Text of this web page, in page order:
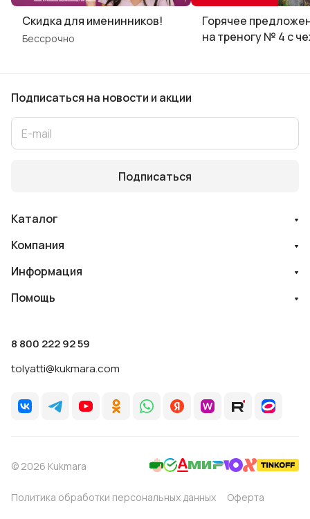
Скидка для именинников!
Бессрочно
Горячее
на треногу № 4 с
Подписаться на новости и акции
Подписаться
Каталог
Компания
Информация
Помощь
8 800 222 92 59
tolyatti@kukmara.com
© 2026 Kukmara
Политика обработки персональных данных Оферта